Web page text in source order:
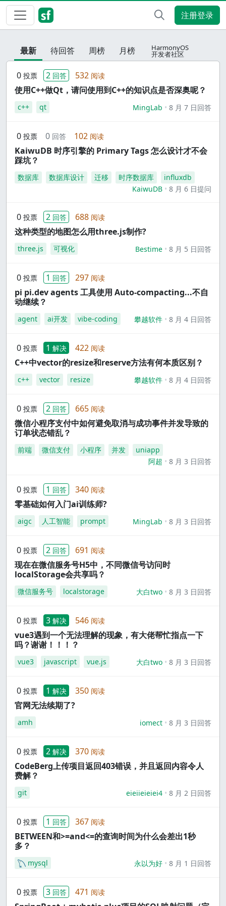
注册登录
最新 待回答 周榜 月榜 HarmonyOS
开发者社区
0 投票 2 回答 532 阅读
使用C++做Qt，请问使用到C++的知识点是否深奥呢？
c++ qt MingLab 8 月 7 日回答
0 投票 0 回答 102 阅读
KaiwuDB 时序引擎的 Primary Tags 怎么设计才不会
踩坑？
数据库 数据库设计 迁移 时序数据库
influxdb
KaiwuDB
8 月 6 日提问
0 投票 2 回答 688 阅读
这种类型的地图怎么用three.js制作?
three.js 可视化 Bestime 8 月 5 日回答
0 投票 1 回答 297 阅读
pi pi.dev agents 工具使用 Auto-compacting...不自
动继续？
agent ai开发 vibe-coding 攀越软件 8 月 4 日回答
0 投票 1 解决 422 阅读
C++中vector的resize和reserve方法有何本质区别？
c++ vector resize 攀越软件 8 月 4 日回答
0 投票 2 回答 665 阅读
微信小程序支付中如何避免取消与成功事件并发导致的
订单状态错乱？
前端 微信支付 小程序 并发
uniapp
阿超
8 月 3 日回答
0 投票 1 回答 340 阅读
零基础如何入门ai训练师?
aigc 人工智能 prompt MingLab 8 月 3 日回答
0 投票 2 回答 691 阅读
现在在微信服务号H5中，不同微信号访问时
localStorage会共享吗？
微信服务号 localstorage 大白two 8 月 3 日回答
0 投票 3 解决 546 阅读
vue3遇到一个无法理解的现象，有大佬帮忙指点一下
吗？谢谢！！！？
vue3 javascript vue.js 大白two 8 月 3 日回答
0 投票 1 解决 350 阅读
官网无法续期了?
amh iomect 8 月 3 日回答
0 投票 2 解决 370 阅读
CodeBerg上传项目返回403错误，并且返回内容令人
费解？
git eieiieieiei4 8 月 2 日回答
0 投票 1 回答 367 阅读
BETWEEN和>=and<=的查询时间为什么会差出1秒
多？
mysql 永以为好 8 月 1 日回答
0 投票 3 回答 471 阅读